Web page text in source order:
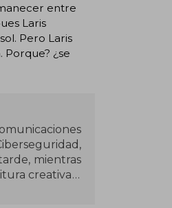
entre
Laris
Pero Laris
¿se
mientras
creativa y
su primera